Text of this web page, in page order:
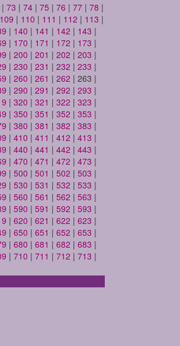
| 73 | 74 | 75 | 76 | 77 | 78 |
109 | 110 | 111 | 112 | 113 |
| 140 | 141 | 142 | 143 |
| 170 | 171 | 172 | 173 |
| 200 | 201 | 202 | 203 |
| 230 | 231 | 232 | 233 |
| 260 | 261 | 262 | 263 |
| 290 | 291 | 292 | 293 |
| 320 | 321 | 322 | 323 |
| 350 | 351 | 352 | 353 |
| 380 | 381 | 382 | 383 |
| 410 | 411 | 412 | 413 |
| 440 | 441 | 442 | 443 |
| 470 | 471 | 472 | 473 |
| 500 | 501 | 502 | 503 |
| 530 | 531 | 532 | 533 |
| 560 | 561 | 562 | 563 |
| 590 | 591 | 592 | 593 |
| 620 | 621 | 622 | 623 |
| 650 | 651 | 652 | 653 |
| 680 | 681 | 682 | 683 |
| 710 | 711 | 712 | 713 |